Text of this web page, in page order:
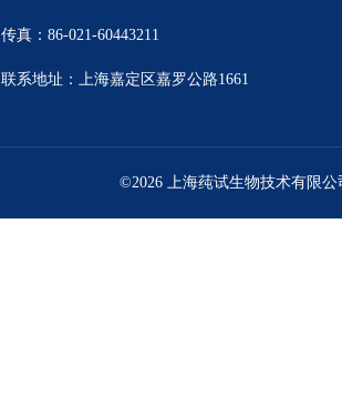
传真：86-021-60443211
联系地址：上海嘉定区嘉罗公路1661
©2026 上海莼试生物技术有限